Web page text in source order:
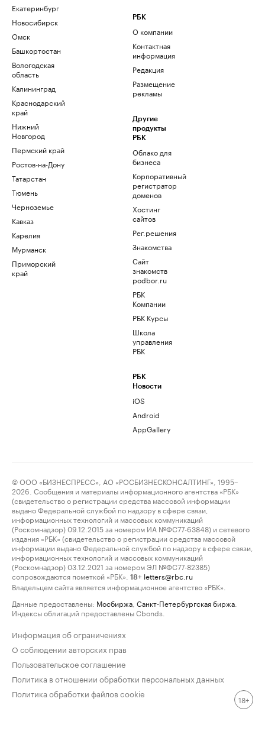
Екатеринбург
Новосибирск
Омск
Башкортостан
Вологодская
область
Калининград
Краснодарский
край
Нижний
Новгород
Пермский край
Ростов-на-Дону
Татарстан
Тюмень
Черноземье
Кавказ
Карелия
Мурманск
Приморский
край
РБК
О компании
Контактная
информация
Редакция
Размещение
рекламы
Другие
продукты
РБК
Облако для
бизнеса
Корпоративный
регистратор
доменов
Хостинг
сайтов
Рег.решения
Знакомства
Сайт
знакомств
podbor.ru
РБК
Компании
РБК Курсы
Школа
управления
РБК
РБК
Новости
iOS
Android
AppGallery
© ООО «БИЗНЕСПРЕСС», АО «РОСБИЗНЕСКОНСАЛТИНГ», 1995–
2026. Сообщения и материалы информационного агентства «РБК»
(свидетельство о регистрации средства массовой информации
выдано Федеральной службой по надзору в сфере связи,
информационных технологий и массовых коммуникаций
(Роскомнадзор) 09.12.2015 за номером ИА №ФС77-63848) и сетевого
издания «РБК» (свидетельство о регистрации средства массовой
информации выдано Федеральной службой по надзору в сфере связи,
информационных технологий и массовых коммуникаций
(Роскомнадзор) 03.12.2021 за номером ЭЛ №ФС77-82385)
сопровождаются пометкой «РБК».
18+ letters@rbc.ru
Владельцем сайта является информационное агентство «РБК».
Данные предоставлены: Мосбиржа Санкт-Петербургская биржа
Индексы облигаций предоставлены Cbonds.
Информация об ограничениях
О соблюдении авторских прав
Пользовательское соглашение
Политика в отношении обработки персональных данных
Политика обработки файлов cookie
18+